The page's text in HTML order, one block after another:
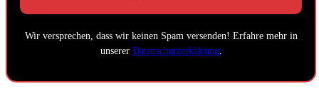
Wir versprechen, dass wir keinen Spam versenden! Erfahre mehr in
unserer Datenschutzerklärung.